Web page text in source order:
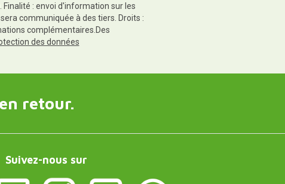
Finalité : envoi d'information sur les
communiquée à des tiers. Droits :
complémentaires.Des
des données
retour.
Suivez-nous sur